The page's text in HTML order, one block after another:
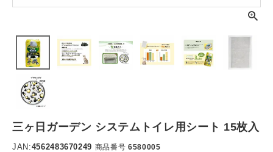
三ヶ日ガーデン システムトイレ用シート 15枚入
JAN:4562483670249 商品番号 6580005